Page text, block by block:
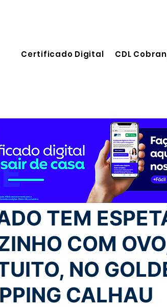
Certificado Digital CDL
TEM
COM
NO
CALHAU
1 min de leitura